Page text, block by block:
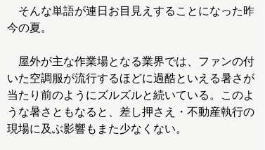
そんな単語が連日お目見えすることになった昨
今の夏。
屋外が主な作業場となる業界では、ファンの付
いた空調服が流行するほどに過酷といえる暑さが
当たり前のようにズルズルと続いている。このよ
うな暑さともなると、差し押さえ・不動産執行の
現場に及ぶ影響もまた少なくない。